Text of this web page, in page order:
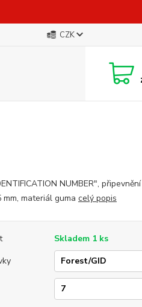
CZK
NUMBER",
mm, materiál guma celý popis
Skladem 1 ks